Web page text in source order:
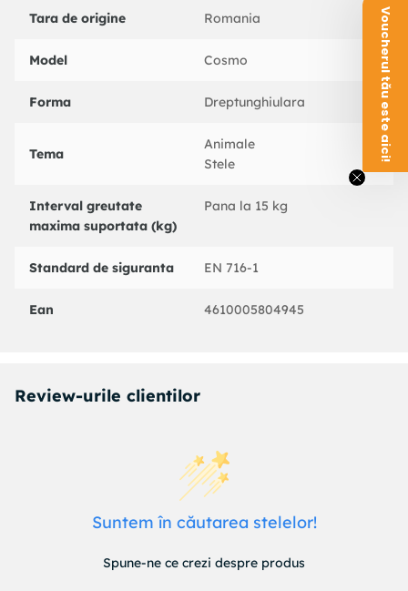
Tara de origine Romania
Model Cosmo
Forma Dreptunghiulara
Tema
Animale
Stele
Interval greutate
maxima suportata (kg)
Pana la 15 kg
Standard de siguranta EN 716-1
Ean 4610005804945
Review-urile clientilor
Suntem în căutarea stelelor!
Spune-ne ce crezi despre produs
Voucherul tău este aici!